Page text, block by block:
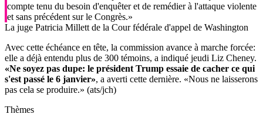
compte tenu du besoin d'enquêter et de remédier à l'attaque violente
et sans précédent sur le Congrès.»
La juge Patricia Millett de la Cour fédérale d'appel de Washington
Avec cette échéance en tête, la commission avance à marche forcée:
elle a déjà entendu plus de 300 témoins, a indiqué jeudi Liz Cheney.
«Ne soyez pas dupe: le président Trump essaie de cacher ce qui
s'est passé le 6 janvier», a averti cette dernière. «Nous ne laisserons
pas cela se produire.» (ats/jch)
Thèmes